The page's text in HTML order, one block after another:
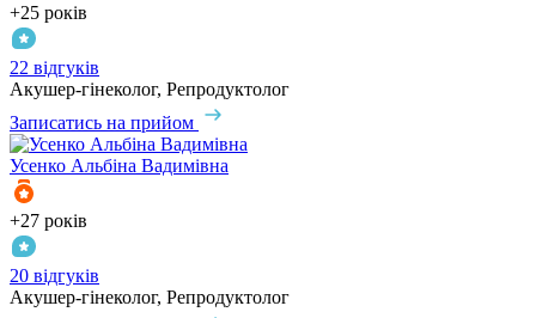
+25 років
22 відгуків
Акушер-гінеколог, Репродуктолог
Записатись на прийом
Усенко Альбіна Вадимівна
+27 років
20 відгуків
Акушер-гінеколог, Репродуктолог